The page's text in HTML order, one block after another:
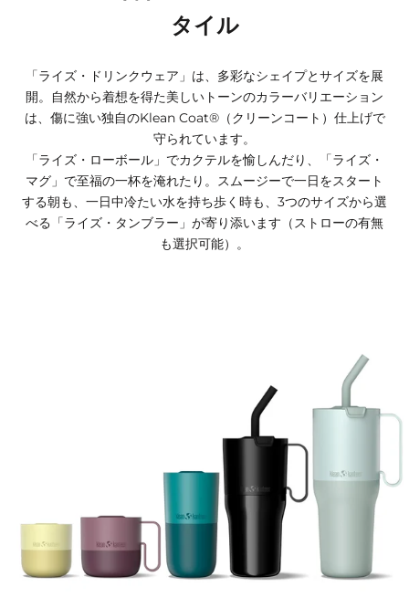
タイル
「ライズ・ドリンクウェア」は、多彩なシェイプとサイズを展
開。自然から着想を得た美しいトーンのカラーバリエーション
は、傷に強い独自のKlean Coat®（クリーンコート）仕上げで
守られています。
「ライズ・ローボール」でカクテルを愉しんだり、「ライズ・
マグ」で至福の一杯を淹れたり。スムージーで一日をスタート
する朝も、一日中冷たい水を持ち歩く時も、3つのサイズから選
べる「ライズ・タンブラー」が寄り添います（ストローの有無
も選択可能）。